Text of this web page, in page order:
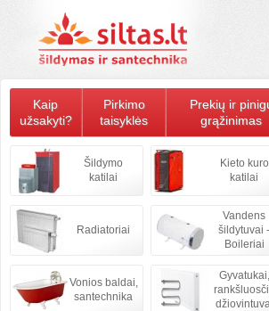
Kaip
užsakyti?
Pirkimo
taisyklės
Prekių ir
grąžinimas
Šildymo
katilai
Kieto kuro
katilai
Radiatoriai
Vandens
šildytuvai -
Boileriai
Vonios baldai,
santechnika
Gyvatukai,